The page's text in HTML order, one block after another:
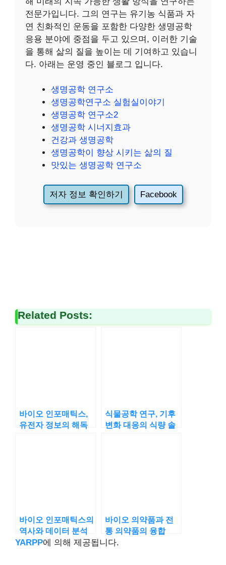
전문가입니다. 그의 연구는 유기농 식품과 자
연 친화적인 운동을 포함한 다양한 생명공학
응용 분야에 중점을 두고 있으며, 이러한 기술
을 통해 삶의 질을 높이는 데 기여하고 있습니
다. 아래는 운영 중인 블로그 입니다.
생명공학 연구소
생명공학연구소 실험실이야기
생명공학 연구소2
생명공학 시너지효과
건강과 생명공학
생명공학이 향상 시키는 삶의 질
맛있는 생명공학 연구소
저자 정보 확인하기 Facebook
Related Posts:
바이오 인포매틱스,
유전자 정보의 해독
식물공학 연구, 기후
변화 대응의 식량 솔
바이오 인포매틱스의
역사와 데이터 분석
바이오 의약품과 전
통 의약품의 융합
YARPP에 의해 제공됩니다.